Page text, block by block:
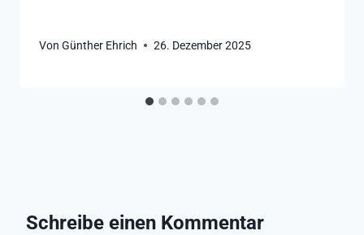
Von Günther Ehrich 26. Dezember 2025
Schreibe einen Kommentar